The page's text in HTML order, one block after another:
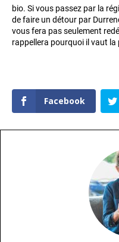
bio. Si vous passez par la
de faire un détour par
vous fera pas seulement
rappellera pourquoi il vaut la
Facebook